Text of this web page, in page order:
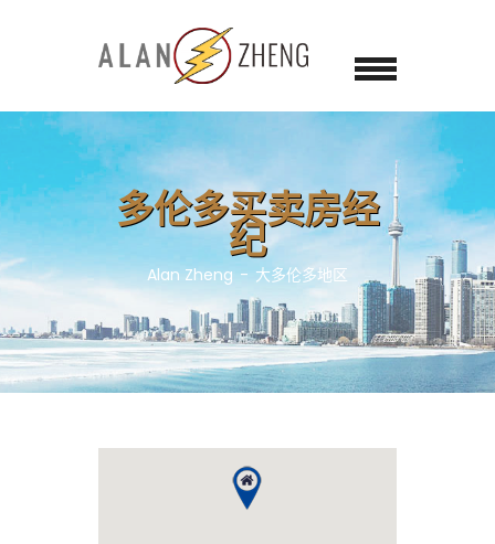
多伦多买卖房经
纪
Alan Zheng 大多伦多地区